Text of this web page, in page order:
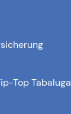
Top Tabaluga